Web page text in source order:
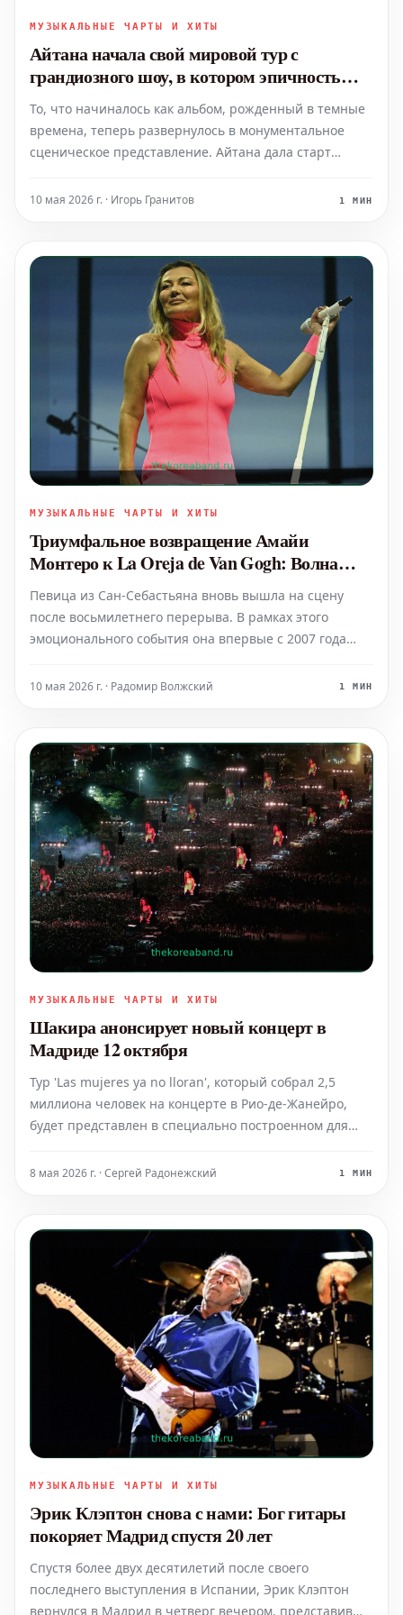
МУЗЫКАЛЬНЫЕ ЧАРТЫ И ХИТЫ
Айтана начала свой мировой тур с
грандиозного шоу, в котором эпичность
превалировала над интимностью
То, что начиналось как альбом, рожденный в темные
времена, теперь развернулось в монументальное
сценическое представление. Айтана дала старт
концерт, отмеченный игрой света и тени, и
10 мая 2026 г. · Игорь Гранитов 1 МИН
МУЗЫКАЛЬНЫЕ ЧАРТЫ И ХИТЫ
Триумфальное возвращение Амайи
Монтеро к La Oreja de Van Gogh: Волна
ностальгии на вершине
Певица из Сан-Себастьяна вновь вышла на сцену
после восьмилетнего перерыва. В рамках этого
эмоционального события она впервые с 2007 года
Oreja de Van Gogh. Несмотря на несколько моментов,
10 мая 2026 г. · Радомир Волжский 1 МИН
МУЗЫКАЛЬНЫЕ ЧАРТЫ И ХИТЫ
Шакира анонсирует новый концерт в
Мадриде 12 октября
Тур 'Las mujeres ya no lloran', который собрал 2,5
миллиона человек на концерте в Рио-де-Жанейро,
будет представлен в специально построенном для
8 мая 2026 г. · Сергей Радонежский 1 МИН
МУЗЫКАЛЬНЫЕ ЧАРТЫ И ХИТЫ
Эрик Клэптон снова с нами: Бог гитары
покоряет Мадрид спустя 20 лет
Спустя более двух десятилетий после своего
последнего выступления в Испании, Эрик Клэптон
вернулся в Мадрид в четверг вечером, представив